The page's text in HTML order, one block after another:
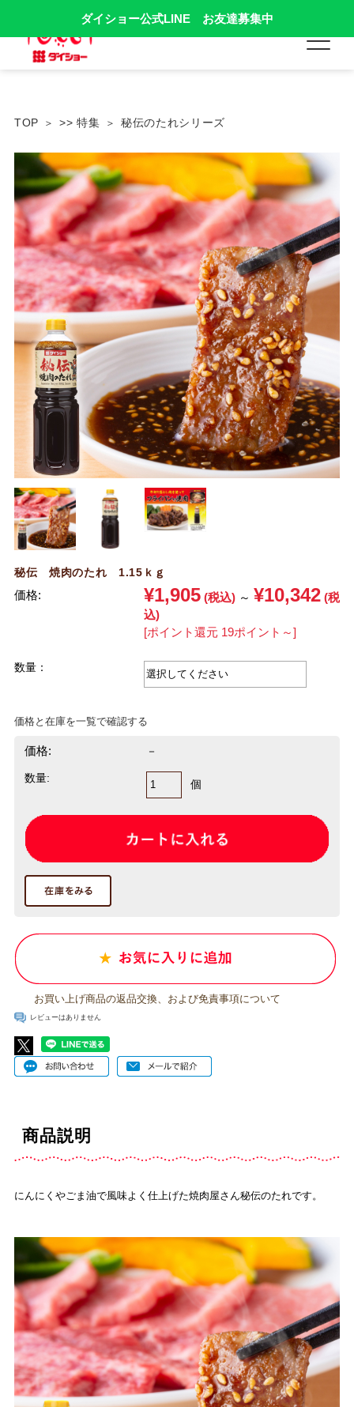
ダイショー公式LINE お友達募集中
TOP >> 特集 秘伝のたれシリーズ
秘伝 焼肉のたれ 1.15ｋｇ
価格: ¥1,905 (税込) ～ ¥10,342 (税
込)
[ポイント還元 19ポイント～]
数量：
価格と在庫を一覧で確認する
価格: －
数量: 個
お買い上げ商品の返品交換、および免責事項について
レビューはありません
商品説明
にんにくやごま油で風味よく仕上げた焼肉屋さん秘伝のたれです。